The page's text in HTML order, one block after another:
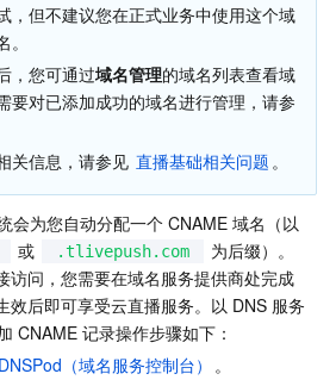
C
D
台
版
，但不建议您在正式业务中使用这个域
，您可通过域名管理的域名列表查看域
要对已添加成功的域名进行管理，请参
关信息，请参见 直播基础相关问题 。
会为您自动分配一个 CNAME 域名（以
或 .tlivepush.com
为后缀）。
访问，您需要在域名服务提供商处完成
效后即可享受云直播服务。以 DNS 服务
CNAME 记录操作步骤如下：
（域名服务控制台）
。